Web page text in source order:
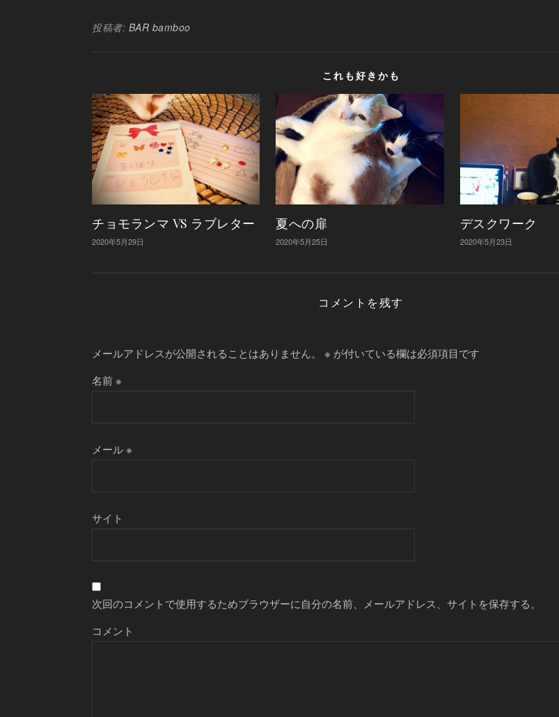
投稿者: BAR bamboo
これも好きかも
チョモランマ VS ラブレター
2020年5月29日
夏への扉
2020年5月25日
デスクワーク
2020年5月23日
コメントを残す
メールアドレスが公開されることはありません。 ※ が付いている欄は必須項目です
名前※
メール※
サイト
次回のコメントで使用するためブラウザーに自分の名前、メールアドレス、サイトを保存する。
コメント